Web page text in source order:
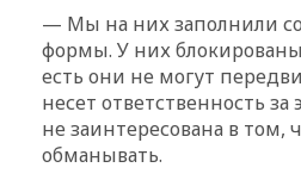
— Мы на них заполнили
формы. У них
есть они не могут
несет ответственность
не заинтересована в том,
обманывать.